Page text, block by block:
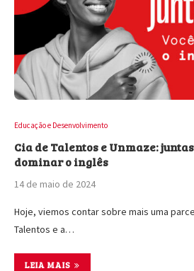
Educação e Desenvolvimento
Cia de Talentos e Unmaze:
dominar o inglês
14 de maio de 2024
Hoje, viemos contar sobre mais uma
Talentos e a…
LEIA MAIS